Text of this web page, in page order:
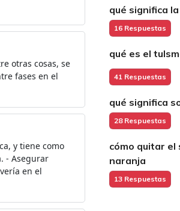
otras cosas, se
fases en el
y tiene como
- Asegurar
en el
qué significa
16 Respuestas
qué es el
41 Respuestas
qué significa
28 Respuestas
cómo quitar el
naranja
13 Respuestas